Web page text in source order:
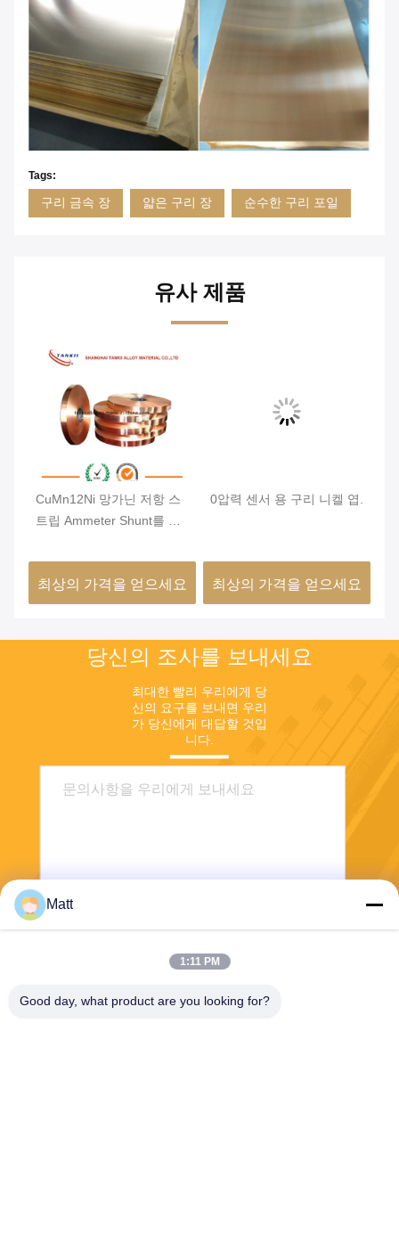
Tags:
구리 금속 장 얇은 구리 장 순수한 구리 포일
유사 제품
CuMn12Ni 망가닌 저항 스
트립 Ammeter Shunt를 위
0.01-7mm 두께 합금 엽
최상의 가격을 얻으세요
0압력 센서 용 구리 니켈 엽.
최상의 가격을 얻으세요
당신의 조사를 보내세요
최대한 빨리 우리에게 당
신의 요구를 보내면 우리
가 당신에게 대답할 것입
니다.
Matt
1:11 PM
Good day, what product are you looking for?